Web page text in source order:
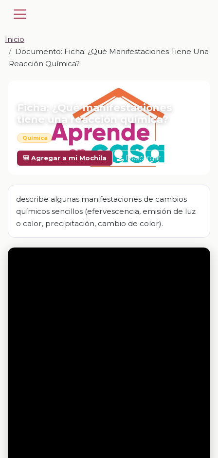
Inicio
Documento: Ficha: ¿Qué Manifestaciones Tiene Una
Reacción Química?
Ficha: ¿Qué manifestaciones
tiene una reacción química?
Química
🎒 Agregar a mi Mochila Descargar
describe algunas manifestaciones de cambios
químicos sencillos (efervescencia, emisión de luz
o calor, precipitación, cambio de color).